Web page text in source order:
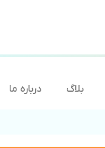
بلاگ درباره ما